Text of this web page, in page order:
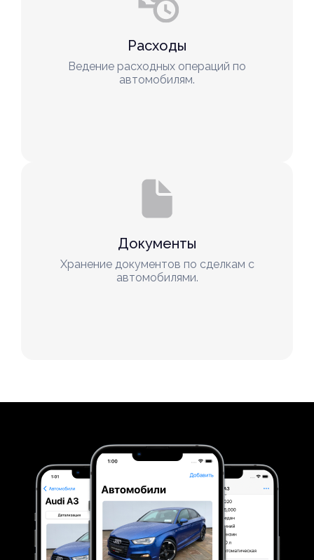
Расходы
Ведение расходных операций по
автомобилям.
Документы
Хранение документов по сделкам с
автомобилями.